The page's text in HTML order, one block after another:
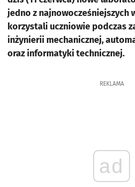
jedno z najnowocześniejszych
korzystali uczniowie podczas
inżynierii mechanicznej,
oraz informatyki technicznej.
REKLAMA
ad